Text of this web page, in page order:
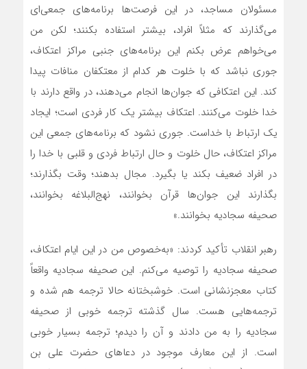
مسئولان مساجد، در این فرصت‌ها برنامه‏‌هاى جمعى‏‌اى
می‌گذارند که مثلاً افراد، بیشتر استفاده بکنند؛ لکن من
می‌خواهم عرض بکنم این برنامه‏‌هاى جنبى مراکز اعتکاف،
جورى نباشد که با خلوت هر کدام از معتکفان منافات پیدا
کند. این اعتکافى که جوان‌ها انجام می‌دهند، در واقع دارند با
خدا خلوت می‌کنند. اعتکاف بیشتر یک کار فردى است؛ ایجاد
یک ارتباط با خداست. جورى نشود که برنامه‏‌هاى جمعى این
مراکز اعتکاف، حال خلوت و حال ارتباط فردى و قلبى با خدا را
در افراد ضعیف بکند یا بگیرد. مجال بدهند؛ وقت بگذارند؛
بگذارند این جوان‌ها قرآن بخوانند، نهج‌‏البلاغه بخوانند،
صحیفه سجادیه بخوانند.»
رهبر انقلاب تأکید کردند: «به‌خصوص من در این ایام اعتکاف،
صحیفه سجادیه را توصیه می‌کنم. این صحیفه سجادیه واقعاً
کتاب معجزنشانى است. خوشبختانه حالا ترجمه هم شده و
ترجمه‌هایى هست. سال گذشته ترجمه خوبى از صحیفه
سجادیه را به من دادند و آن را دیدم؛ ترجمه بسیار خوبى
است. از این معارف موجود در دعاهاى حضرت علی بن